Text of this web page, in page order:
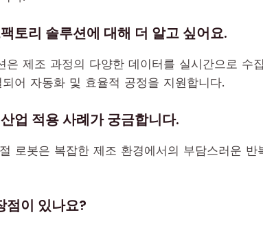
토리 솔루션에 대해 더 알고 싶어요.
은 제조 과정의 다양한 데이터를 실시간으로 수
어 자동화 및 효율적 공정을 지원합니다.
업 적용 사례가 궁금합니다.
로봇은 복잡한 제조 환경에서의 부담스러운
점이 있나요?